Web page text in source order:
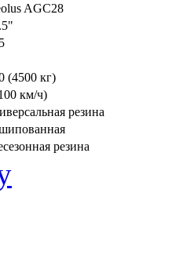
AGC28
(4500 кг)
км/ч)
резина
резина